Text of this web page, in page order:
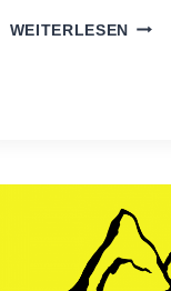
WEITERLESEN